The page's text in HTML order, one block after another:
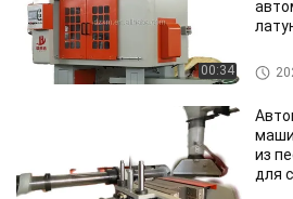
00:34
а
из
для